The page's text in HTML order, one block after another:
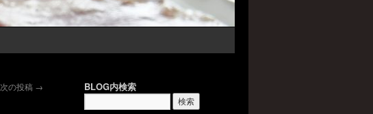
次の投稿 → BLOG内検索